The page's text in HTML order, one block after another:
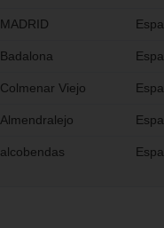
MADRID
Badalona
Colmenar Viejo
Almendralejo
alcobendas